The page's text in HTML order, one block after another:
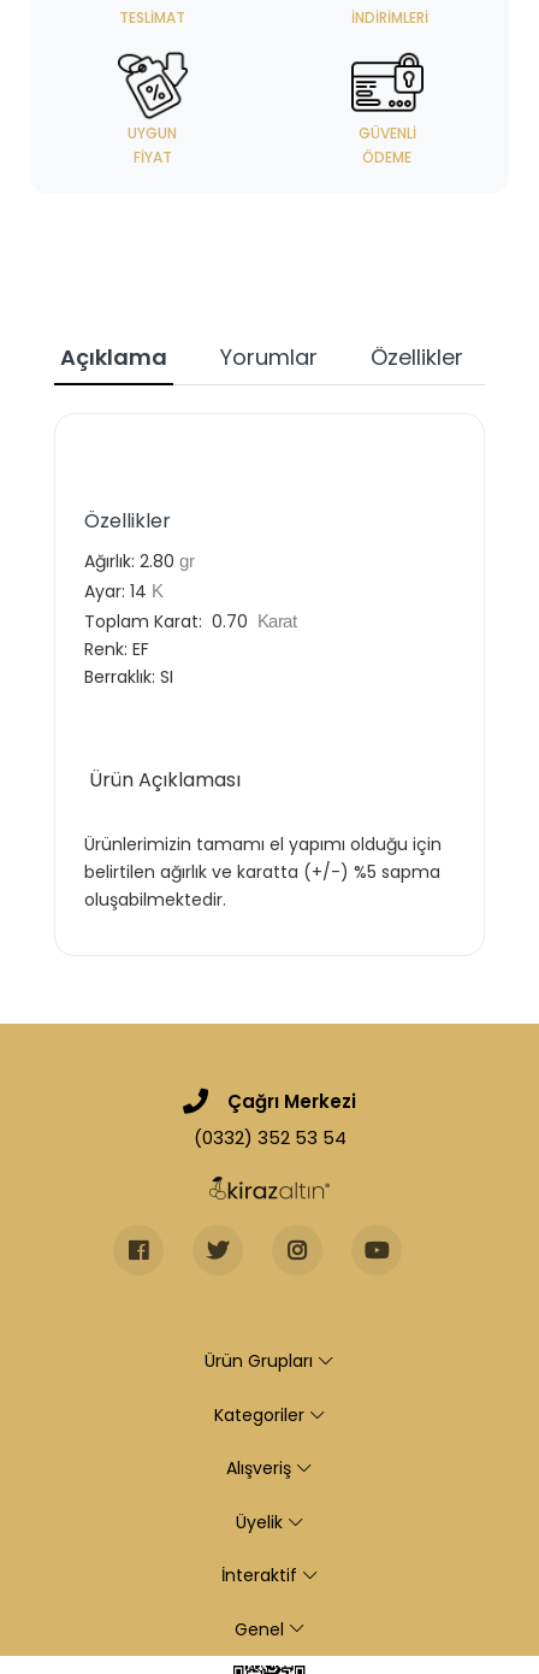
TESLIMAT
İNDIRIMLERI
UYGUN
FIYAT
GÜVENLI
ÖDEME
Açıklama Yorumlar Özellikler
Özellikler
Ağırlık: 2.80 gr
Ayar: 14 K
Toplam Karat: 0.70 Karat
Renk: EF
Berraklık: SI
Ürün Açıklaması
Ürünlerimizin tamamı el yapımı olduğu için
belirtilen ağırlık ve karatta (+/-) %5 sapma
oluşabilmektedir.
Çağrı Merkezi
(0332) 352 53 54
Ürün Grupları
Kategoriler
Alışveriş
Üyelik
İnteraktif
Genel